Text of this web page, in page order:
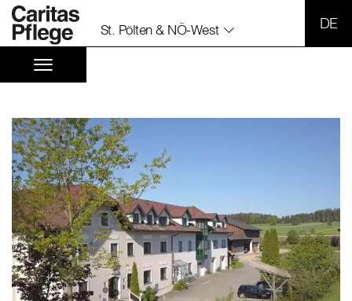
St. Pölten & NÖ-West